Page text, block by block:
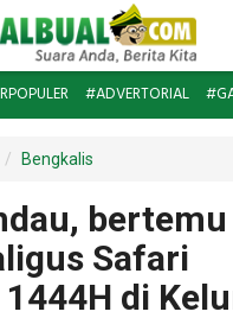
#ADVERTORIAL
Bengkalis
bertemu
Safari
di